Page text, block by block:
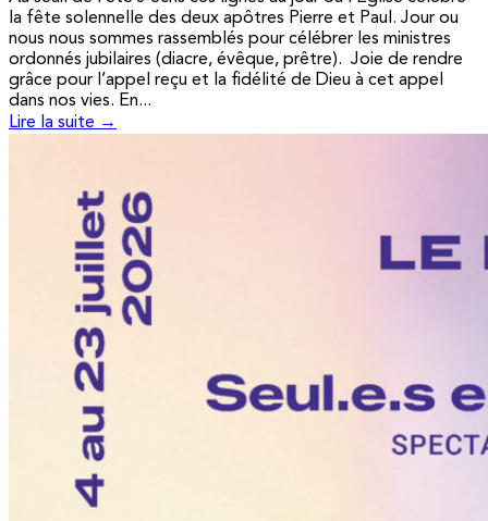
la fête solennelle des deux apôtres Pierre et Paul. Jour ou
nous nous sommes rassemblés pour célébrer les ministres
ordonnés jubilaires (diacre, évêque, prêtre). Joie de rendre
grâce pour l’appel reçu et la fidélité de Dieu à cet appel
dans nos vies. En...
Lire la suite →